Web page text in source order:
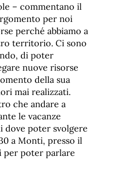
– commentano il
per noi
perché abbiamo a
territorio. Ci sono
di poter
nuove risorse
della sua
mai realizzati.
che andare a
le vacanze
dove poter svolgere
a Monti, presso il
poter parlare